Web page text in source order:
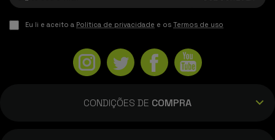
Eu li e aceito a Política de privacidade e os Termos de uso
CONDIÇÕES DE COMPRA